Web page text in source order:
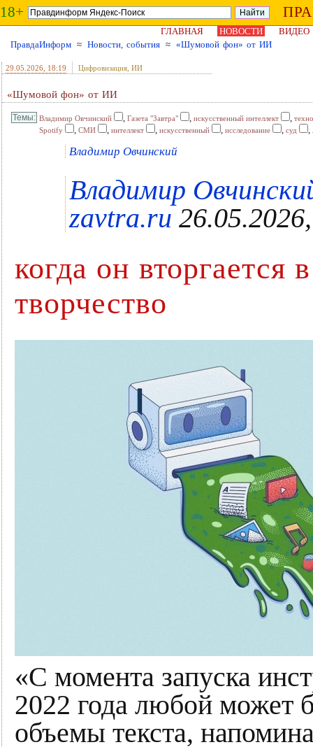
18+
ГЛАВНАЯ НОВОСТИ
ВИДЕО
ПравдаИнформ ≈ Новости, события ≈ «Шумовой фон» от ИИ
29.05.2026 , 18:19 Цифровизация, ИИ
«Шумовой фон» от ИИ
Владимир Овчинский , Газета "Завтра" , искусственный интеллект ,
Spotify
, СМИ , интеллект , искусственный , исследование , суд ,
Владимир Овчинский
Владимир
zavtra.ru
когда он
творчество
«С момента запуска
2022 года любой может
объемы текста,